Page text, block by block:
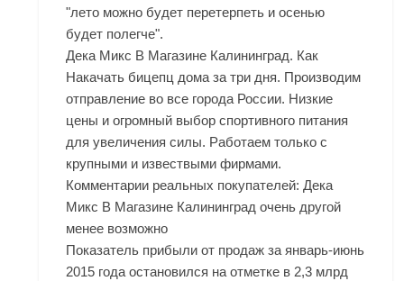
"лето можно будет перетерпеть и осенью
будет полегче".
Дека Микс В Магазине Калининград. Как
Накачать бицепц дома за три дня. Производим
отправление во все города России. Низкие
цены и огромный выбор спортивного питания
для увеличения силы. Работаем только с
крупными и извествыми фирмами.
Комментарии реальных покупателей: Дека
Микс В Магазине Калининград очень другой
менее возможно
Показатель прибыли от продаж за январь-июнь
2015 года остановился на отметке в 2,3 млрд